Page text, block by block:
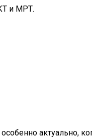
и МРТ.
актуально,